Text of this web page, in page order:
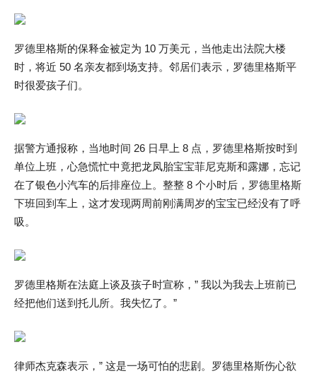
罗德里格斯的保释金被定为 10 万美元，当他走出法院大楼
时，将近 50 名亲友都到场支持。邻居们表示，罗德里格斯平
时很爱孩子们。
据警方通报称，当地时间 26 日早上 8 点，罗德里格斯按时到
单位上班，心急慌忙中竟把龙凤胎宝宝菲尼克斯和露娜，忘记
在了银色小汽车的后排座位上。整整 8 个小时后，罗德里格斯
下班回到车上，这才发现两周前刚满周岁的宝宝已经没有了呼
吸。
罗德里格斯在法庭上谈及孩子时宣称，” 我以为我去上班前已
经把他们送到托儿所。我失忆了。”
律师杰克森表示，” 这是一场可怕的悲剧。罗德里格斯伤心欲